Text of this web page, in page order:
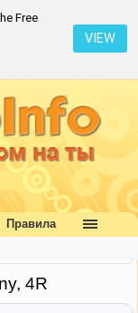
Free
VIEW
4R
Правила